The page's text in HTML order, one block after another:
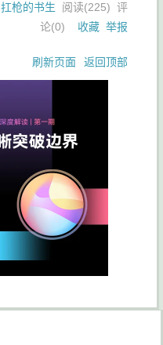
扛枪的书生 阅读(225) 评
论(0) 收藏 举报
刷新页面 返回顶部